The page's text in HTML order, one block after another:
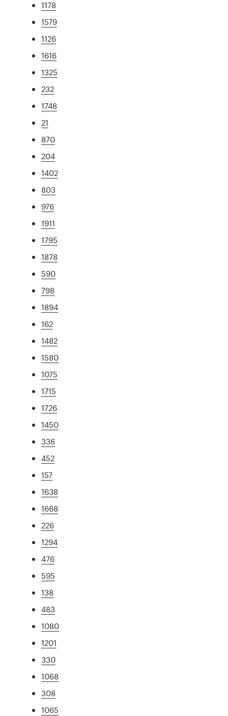
1178
1579
1126
1616
1325
232
1748
21
870
204
1402
803
976
1911
1795
1878
590
798
1894
162
1482
1580
1075
1715
1726
1450
336
452
157
1638
1668
226
1294
476
595
138
483
1080
1201
330
1068
308
1065